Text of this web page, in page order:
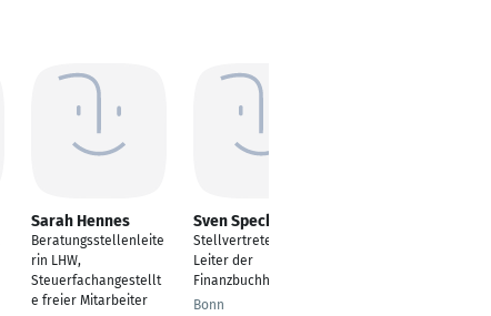
Sarah Hennes
Beratungsstellenleite
rin LHW,
Steuerfachangestellt
e freier Mitarbeiter
Sven Speckmann
Stellvertretender
Leiter der
Finanzbuchhaltung
Bonn